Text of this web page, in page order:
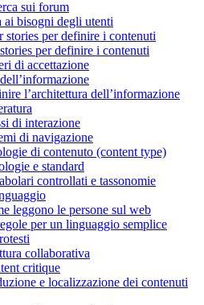
sui forum
ai bisogni degli utenti
stories per definire i contenuti
per definire i contenuti
di accettazione
l’architettura dell’informazione
di interazione
di navigazione
di contenuto (content type)
e standard
controllati e tassonomie
leggono le persone sul web
per un linguaggio semplice
collaborativa
critique
e localizzazione dei contenuti